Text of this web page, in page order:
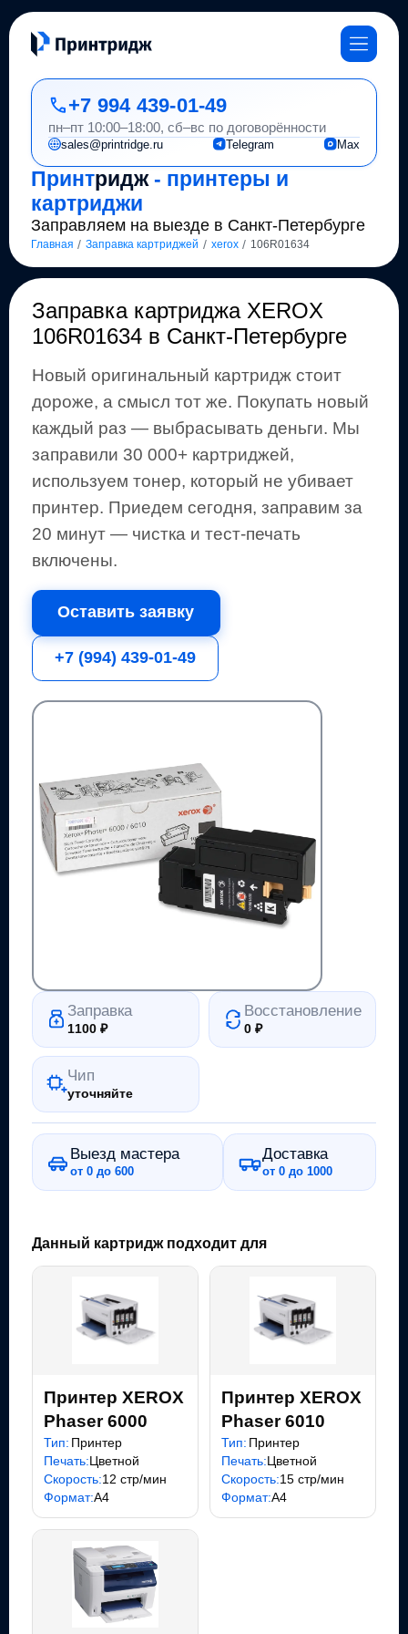
Принтридж- принтеры и
картриджи
Заправляем на выезде в Санкт-Петербурге
Главная / Заправка картриджей / xerox / 106R01634
+7 994 439-01-49
пн–пт 10:00–18:00, сб–вс по договорённости
sales@printridge.ru Telegram Max
Заправка картриджа XEROX
106R01634в Санкт-Петербурге
Новый оригинальный картридж стоит
дороже, а смысл тот же. Покупать новый
каждый раз — выбрасывать деньги. Мы
заправили 30 000+ картриджей,
используем тонер, который не убивает
принтер. Приедем сегодня, заправим за
20 минут — чистка и тест-печать
включены.
Оставить заявку
+7 (994) 439-01-49
Заправка
1100₽
Восстановление
0₽
Чип
уточняйте
Выезд мастера
от 0 до 600
Доставка
от 0 до 1000
Данный картридж подходит для
Принтер XEROX
Phaser 6000
Тип: Принтер
Печать:Цветной
Скорость:12 стр/мин
Формат:A4
Принтер XEROX
Phaser 6010
Тип: Принтер
Печать:Цветной
Скорость:15 стр/мин
Формат:A4